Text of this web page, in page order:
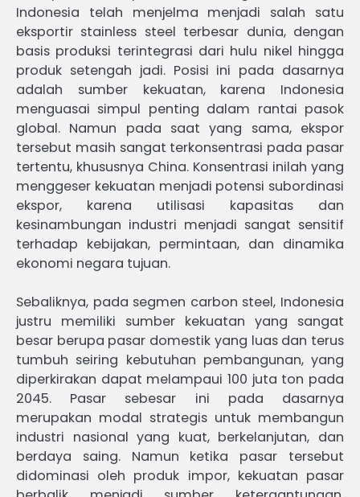
Indonesia telah menjelma menjadi salah satu
eksportir stainless steel terbesar dunia, dengan
basis produksi terintegrasi dari hulu nikel hingga
produk setengah jadi. Posisi ini pada dasarnya
adalah sumber kekuatan, karena Indonesia
menguasai simpul penting dalam rantai pasok
global. Namun pada saat yang sama, ekspor
tersebut masih sangat terkonsentrasi pada pasar
tertentu, khususnya China. Konsentrasi inilah yang
menggeser kekuatan menjadi potensi subordinasi
ekspor, karena utilisasi kapasitas dan
kesinambungan industri menjadi sangat sensitif
terhadap kebijakan, permintaan, dan dinamika
ekonomi negara tujuan.
Sebaliknya, pada segmen carbon steel, Indonesia
justru memiliki sumber kekuatan yang sangat
besar berupa pasar domestik yang luas dan terus
tumbuh seiring kebutuhan pembangunan, yang
diperkirakan dapat melampaui 100 juta ton pada
2045. Pasar sebesar ini pada dasarnya
merupakan modal strategis untuk membangun
industri nasional yang kuat, berkelanjutan, dan
berdaya saing. Namun ketika pasar tersebut
didominasi oleh produk impor, kekuatan pasar